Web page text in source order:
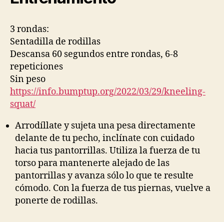
3 rondas:
Sentadilla de rodillas
Descansa 60 segundos entre rondas, 6-8
repeticiones
Sin peso
https://info.bumptup.org/2022/03/29/kneeling-
squat/
Arrodíllate y sujeta una pesa directamente
delante de tu pecho, inclínate con cuidado
hacia tus pantorrillas. Utiliza la fuerza de tu
torso para mantenerte alejado de las
pantorrillas y avanza sólo lo que te resulte
cómodo. Con la fuerza de tus piernas, vuelve a
ponerte de rodillas.